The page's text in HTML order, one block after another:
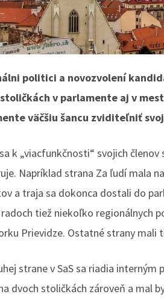
politici a novozvolení
v parlamente aj v
väčšiu šancu zviditeľniť
k „viacfunkčnosti“ svojich
Napríklad strana Za ľudí mala
a traja sa dokonca dostali do
tiež niekoľko regionálnych
Prievidze. Ostatné strany mali
strane v SaS sa riadia
dvoch stoličkách zároveň a mal